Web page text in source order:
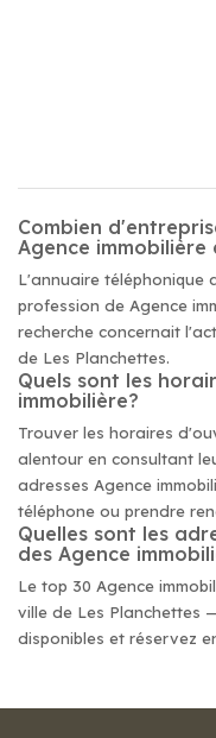
Combien
Agence immobilière
L'annuaire téléphonique
profession de Agence
recherche concernait
de Les Planchettes.
Quels sont les
immobilière?
Trouver les horaires
alentour en consultant
adresses Agence
téléphone ou prendre
Quelles sont les
des Agence
Le top 30 Agence
ville de Les Planchettes
disponibles et réservez